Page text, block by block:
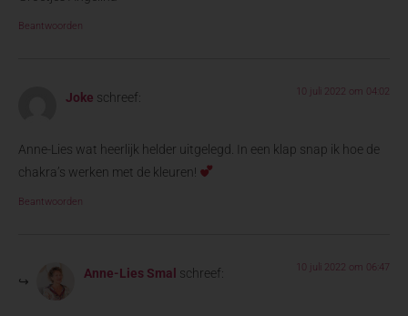
Beantwoorden
Joke schreef: 10 juli 2022 om 04:02
Anne-Lies wat heerlijk helder uitgelegd. In een klap snap ik hoe de
chakra’s werken met de kleuren!
Beantwoorden
Anne-Lies Smal schreef: 10 juli 2022 om 06:47